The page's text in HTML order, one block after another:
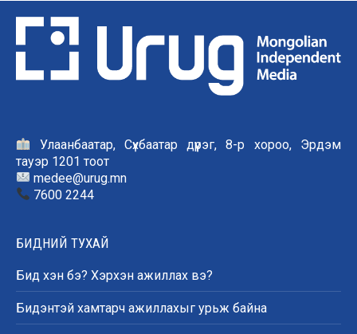
Улаанбаатар, Сүхбаатар дүүрэг, 8-р хороо, Эрдэм
тауэр 1201 тоот
medee@urug.mn
7600 2244
БИДНИЙ ТУХАЙ
Бид хэн бэ? Хэрхэн ажиллах вэ?
Бидэнтэй хамтарч ажиллахыг урьж байна